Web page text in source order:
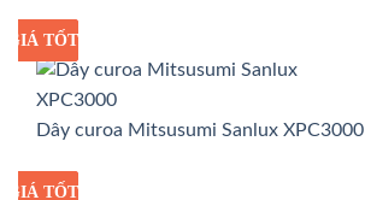
GIÁ SỈ
GIÁ TỐT
Dây curoa Mitsusumi Sanlux XPC3000
GIÁ SỈ
GIÁ TỐT